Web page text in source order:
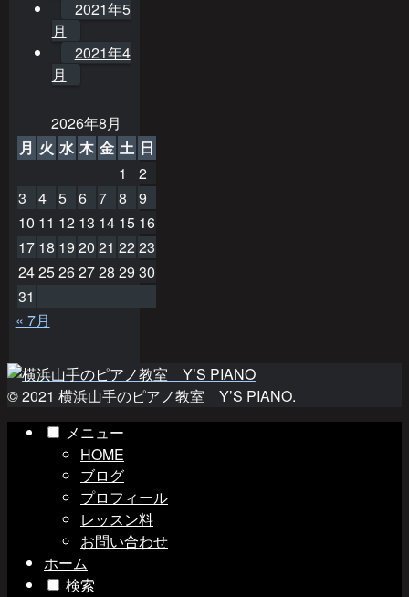
2021年5
月
2021年4
月
2026年8月
月 火 水 木 金 土 日
1
2
3
4 5 6 7 8
9
10 11 12 13 14 15 16
17 18 19 20 21 2223
2425262728 29 30
31
« 7月
© 2021 横浜山手のピアノ教室 Y’S PIANO.
メニュー
HOME
ブログ
プロフィール
レッスン料
お問い合わせ
ホーム
検索